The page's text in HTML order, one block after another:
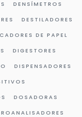
DENSÍMETROS
DESTILADORES
DE PAPEL
DIGESTORES
DISPENSADORES
DOSADORAS